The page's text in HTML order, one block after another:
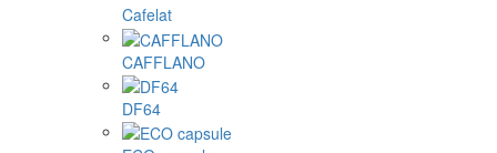
Cafelat
CAFFLANO
DF64